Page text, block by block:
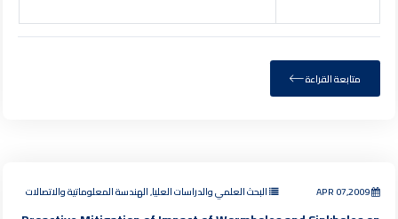
متابعة القراءة
APR 07,2009 البحث العلمي والدراسات العليا, الهندسة المعلوماتية والاتصالات